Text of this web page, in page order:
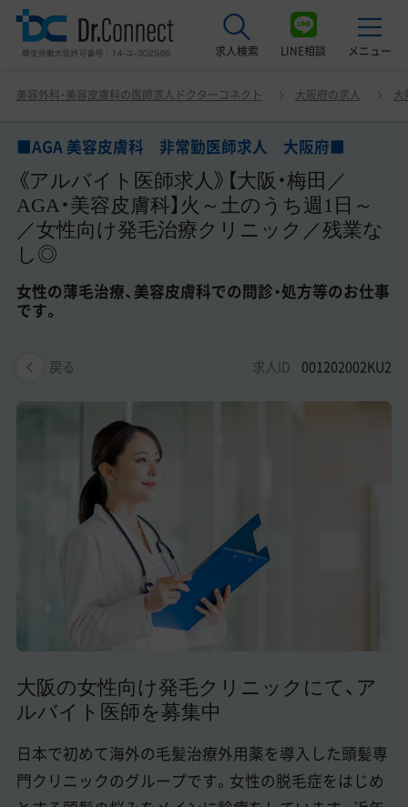
求人検索 LINE相談 メニュー
美容クリニック見学ご希望の方はこちら
サービス紹介
ドクターコネクトの強み
エージェント紹介
常勤求人一覧
非常勤・アルバイト求人一覧
美容医療医師の転職お役立ちコンテンツ
美容クリニック見学・研修情報
美容外科・美容皮膚科の医師転職体験談
美容クリニックインタビュー
美容医療の転職お役立ち記事
美容医療辞典
医師採用ご担当者様・その他問い合わせ
美容外科・美容皮膚科の医師求人ドクターコネクト 大阪府の求人 大
■AGA 美容皮膚科 非常勤医師求人 大阪府■
《アルバイト医師求人》【大阪・梅田／
AGA・美容皮膚科】火～土のうち週1日～
／女性向け発毛治療クリニック／残業な
し◎
女性の薄毛治療、美容皮膚科での問診・処方等のお仕事
です。
戻る 求人ID 001202002KU2
大阪の女性向け発毛クリニックにて、ア
ルバイト医師を募集中
日本で初めて海外の毛髪治療外用薬を導入した頭髪専
門クリニックのグループです。女性の脱毛症をはじめ
■AGA 美容皮膚科 非常勤医師求人 大阪府■ 《アルバ
イト医師求人》【大阪・梅田／AGA・美容皮膚科】火～土のう
性の薄毛治療、美容皮膚科での問診・処方等のお仕事です。